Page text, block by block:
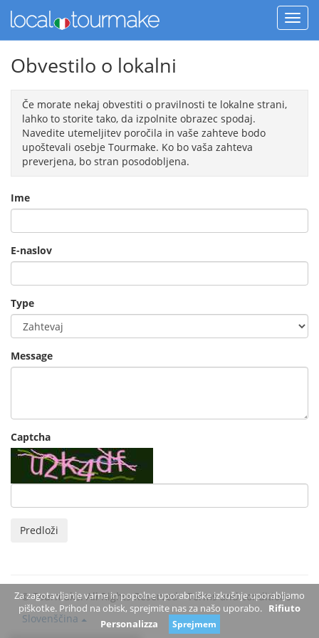
Obvestilo o lokalni
Če morate nekaj obvestiti o pravilnosti te lokalne strani,
lahko to storite tako, da izpolnite obrazec spodaj.
Navedite utemeljitev poročila in vaše zahteve bodo
upoštevali osebje Tourmake. Ko bo vaša zahteva
preverjena, bo stran posodobljena.
Ime
E-naslov
Type
Message
Captcha
Predloži
© Tourmake. All Rights Reserved -Terms and conditions
Slovenščina
Za zagotavljanje varne in popolne uporabniške izkušnje uporabljamo
piškotke. Prihod na obisk, sprejmite nas za našo uporabo. Rifiuto
Personalizza
Sprejmem